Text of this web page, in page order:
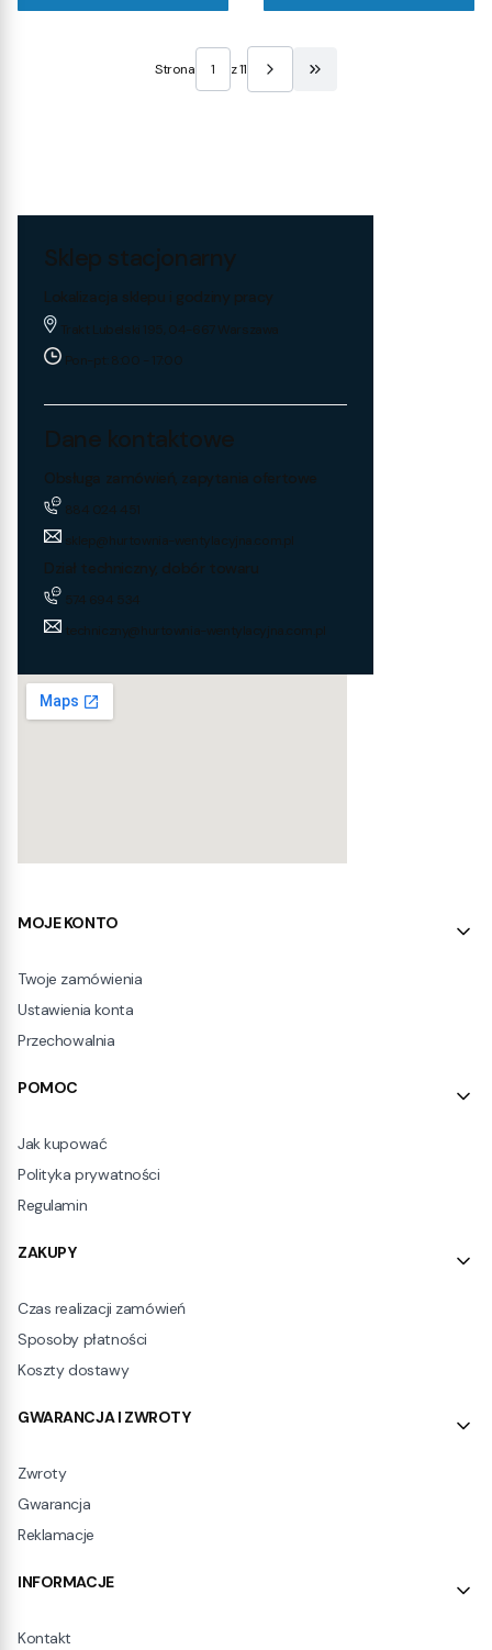
Strona z 11 Przejdź do ostatniej
Sklep stacjonarny
Lokalizacja sklepu i godziny pracy
Trakt Lubelski 195, 04-667 Warszawa
Pon-pt: 8:00 - 17:00
Dane kontaktowe
Obsługa zamówień, zapytania ofertowe
884 024 451
sklep@hurtownia-wentylacyjna.com.pl
Dział techniczny, dobór towaru
574 694 534
techniczny@hurtownia-wentylacyjna.com.pl
Linki w stopce
MOJE KONTO
Twoje zamówienia
Ustawienia konta
Przechowalnia
POMOC
Jak kupować
Polityka prywatności
Regulamin
ZAKUPY
Czas realizacji zamówień
Sposoby płatności
Koszty dostawy
GWARANCJA I ZWROTY
Zwroty
Gwarancja
Reklamacje
INFORMACJE
Kontakt